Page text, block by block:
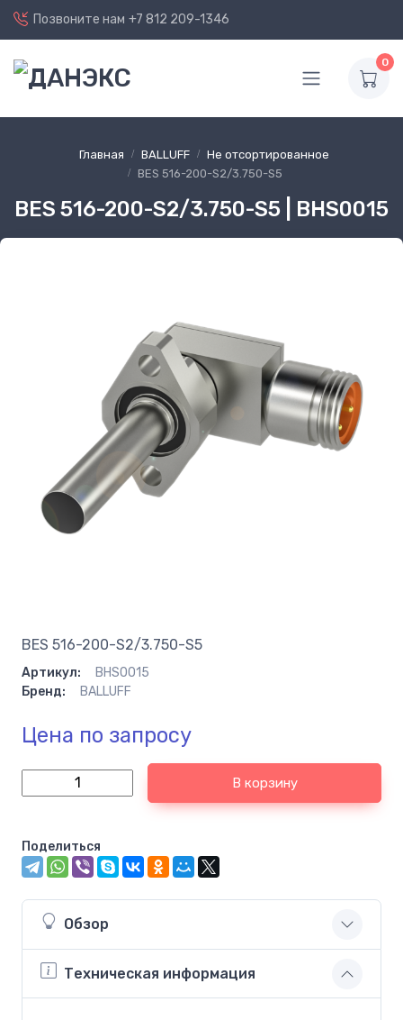
Позвоните нам +7 812 209-1346
0
Главная BALLUFF
Не отсортированное
BES 516-200-S2/3.750-S5
BES 516-200-S2/3.750-S5 | BHS0015
BES 516-200-S2/3.750-S5
Артикул:
BHS0015
Бренд:
BALLUFF
Цена по запросу
В корзину
Поделиться
Обзор
Техническая информация